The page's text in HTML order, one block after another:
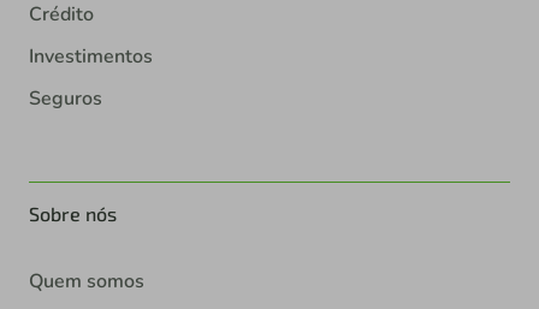
Crédito
Investimentos
Seguros
Sobre nós
Quem somos